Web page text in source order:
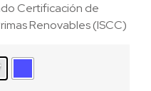
Certificación de
Renovables (ISCC)